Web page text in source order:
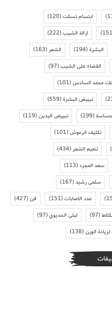
ابتسام تسكت(120)
ازالة الشيب(222)
البشرة(194) الشعر(163)
القضاء على الشيب(97)
محمد السادس(101)
تبييض البشرة(559)
(199) تبييض اليدين(119)
تكثيف الرموش(101)
تنعيم الشعر(434)
سعد المجرد(113)
سلمى رشيد(167)
عدد الاصابات(151) فن(427)
(97) ليلى الحديوي(97)
الوزن(138)